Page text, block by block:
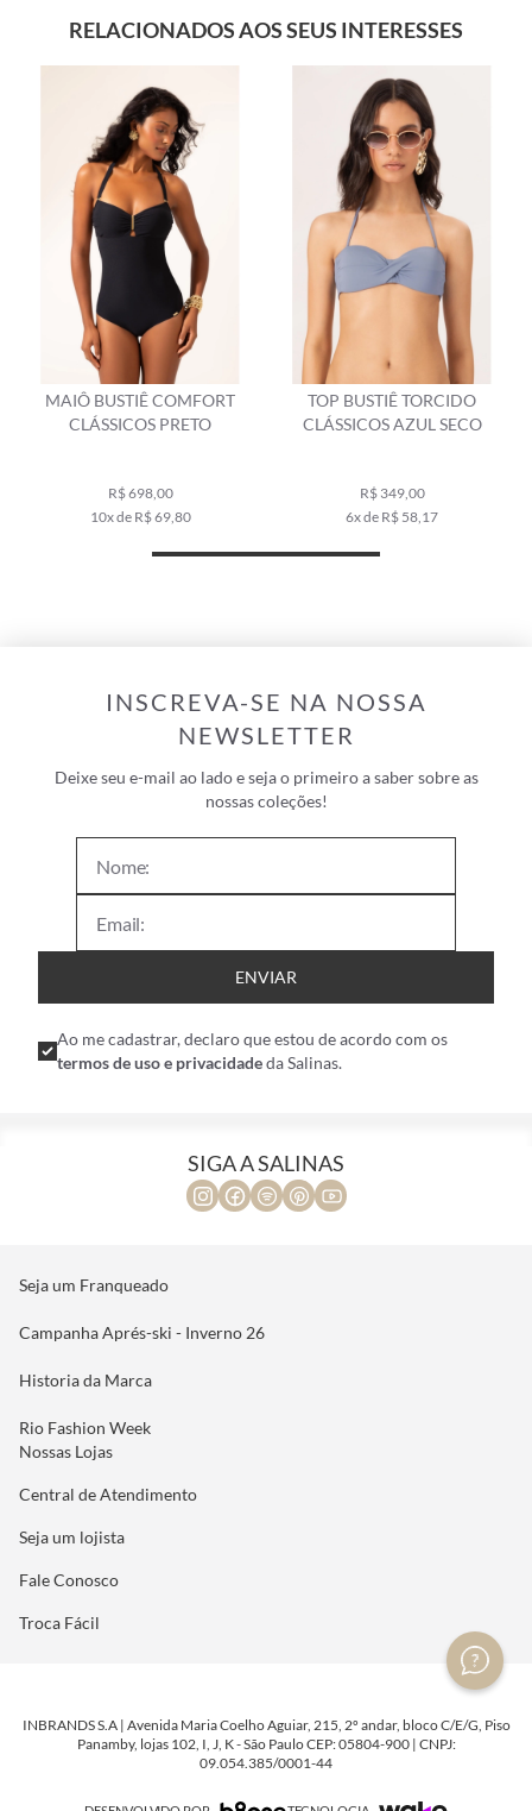
RELACIONADOS AOS SEUS INTERESSES
MAIÔ BUSTIÊ COMFORT
CLÁSSICOS PRETO
R$ 698,00
10x de R$ 69,80
TOP BUSTIÊ TORCIDO
CLÁSSICOS AZUL SECO
R$ 349,00
6x de R$ 58,17
INSCREVA-SE NA NOSSA
NEWSLETTER
Deixe seu e-mail ao lado e seja o primeiro a saber sobre as
nossas coleções!
ENVIAR
Ao me cadastrar, declaro que estou de acordo com os
termos de uso e privacidadeda Salinas.
SIGA A SALINAS
Seja um Franqueado
Campanha Aprés-ski - Inverno 26
Historia da Marca
Rio Fashion Week
Nossas Lojas
Central de Atendimento
Seja um lojista
Fale Conosco
Troca Fácil
INBRANDS S.A | Avenida Maria Coelho Aguiar, 215, 2º andar, bloco C/E/G, Piso
Panamby, lojas 102, I, J, K - São Paulo CEP: 05804-900 | CNPJ:
09.054.385/0001-44